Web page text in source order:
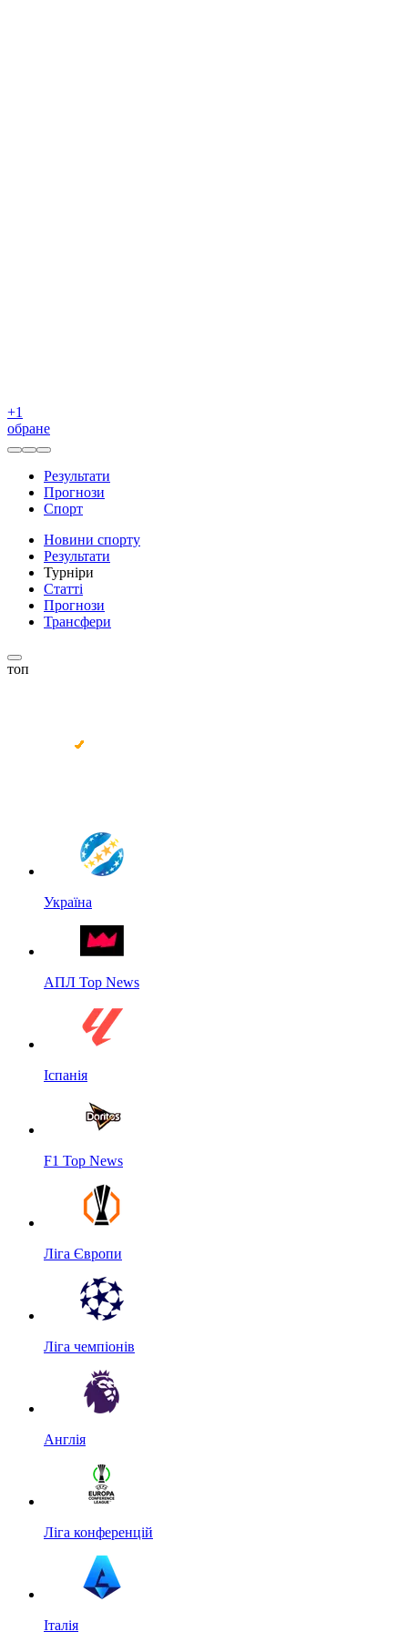
+1
обране
Результати
Прогнози
Спорт
Новини спорту
Результати
Турніри
Статті
Прогнози
Трансфери
топ
Україна
АПЛ Top News
Іспанія
F1 Top News
Ліга Європи
Ліга чемпіонів
Англія
Ліга конференцій
Італія